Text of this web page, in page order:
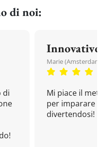
di noi:
di
Innovativo
Marie (Amsterdam,
Mi piace il
per imparare
divertendosi!